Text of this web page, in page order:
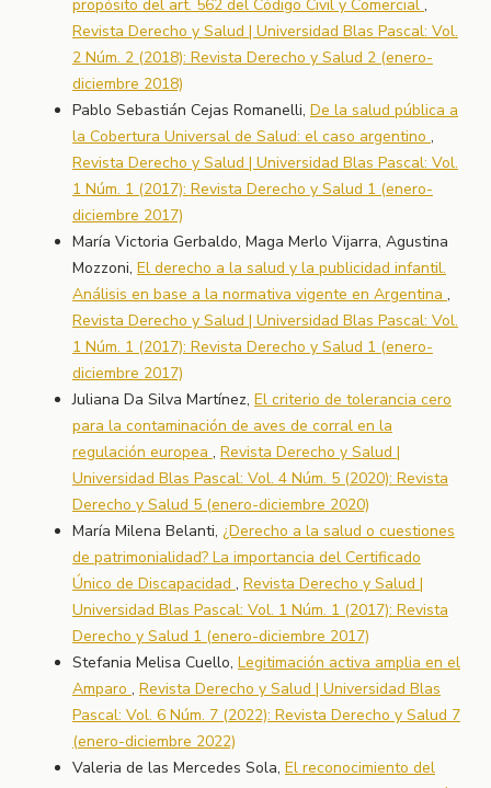
propósito del art. 562 del Código Civil y Comercial ,
Revista Derecho y Salud | Universidad Blas Pascal: Vol.
2 Núm. 2 (2018): Revista Derecho y Salud 2 (enero-
diciembre 2018)
Pablo Sebastián Cejas Romanelli, De la salud pública a
la Cobertura Universal de Salud: el caso argentino ,
Revista Derecho y Salud | Universidad Blas Pascal: Vol.
1 Núm. 1 (2017): Revista Derecho y Salud 1 (enero-
diciembre 2017)
María Victoria Gerbaldo, Maga Merlo Vijarra, Agustina
Mozzoni, El derecho a la salud y la publicidad infantil.
Análisis en base a la normativa vigente en Argentina ,
Revista Derecho y Salud | Universidad Blas Pascal: Vol.
1 Núm. 1 (2017): Revista Derecho y Salud 1 (enero-
diciembre 2017)
Juliana Da Silva Martínez, El criterio de tolerancia cero
para la contaminación de aves de corral en la
regulación europea , Revista Derecho y Salud |
Universidad Blas Pascal: Vol. 4 Núm. 5 (2020): Revista
Derecho y Salud 5 (enero-diciembre 2020)
María Milena Belanti, ¿Derecho a la salud o cuestiones
de patrimonialidad? La importancia del Certificado
Único de Discapacidad , Revista Derecho y Salud |
Universidad Blas Pascal: Vol. 1 Núm. 1 (2017): Revista
Derecho y Salud 1 (enero-diciembre 2017)
Stefania Melisa Cuello, Legitimación activa amplia en el
Amparo , Revista Derecho y Salud | Universidad Blas
Pascal: Vol. 6 Núm. 7 (2022): Revista Derecho y Salud 7
(enero-diciembre 2022)
Valeria de las Mercedes Sola, El reconocimiento del